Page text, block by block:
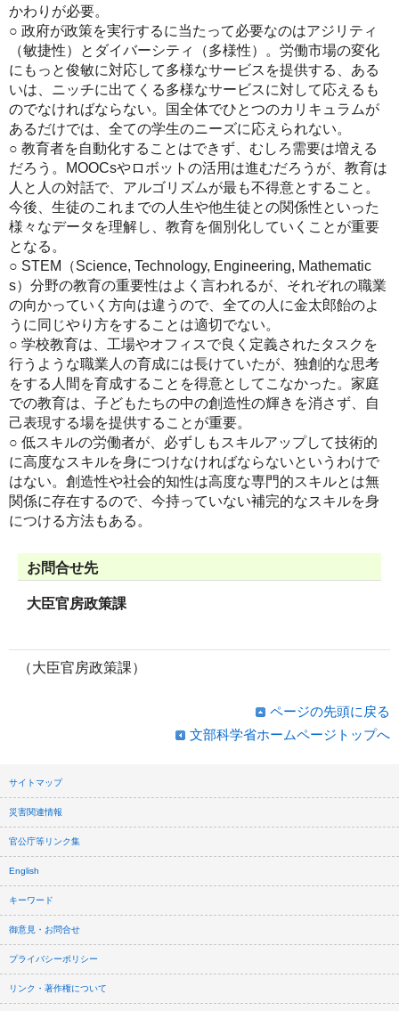
かわりが必要。
○ 政府が政策を実行するに当たって必要なのはアジリティ
（敏捷性）とダイバーシティ（多様性）。労働市場の変化
にもっと俊敏に対応して多様なサービスを提供する、ある
いは、ニッチに出てくる多様なサービスに対して応えるも
のでなければならない。国全体でひとつのカリキュラムが
あるだけでは、全ての学生のニーズに応えられない。
○ 教育者を自動化することはできず、むしろ需要は増える
だろう。MOOCsやロボットの活用は進むだろうが、教育は
人と人の対話で、アルゴリズムが最も不得意とすること。
今後、生徒のこれまでの人生や他生徒との関係性といった
様々なデータを理解し、教育を個別化していくことが重要
となる。
○ STEM（Science, Technology, Engineering, Mathematic
s）分野の教育の重要性はよく言われるが、それぞれの職業
の向かっていく方向は違うので、全ての人に金太郎飴のよ
うに同じやり方をすることは適切でない。
○ 学校教育は、工場やオフィスで良く定義されたタスクを
行うような職業人の育成には長けていたが、独創的な思考
をする人間を育成することを得意としてこなかった。家庭
での教育は、子どもたちの中の創造性の輝きを消さず、自
己表現する場を提供することが重要。
○ 低スキルの労働者が、必ずしもスキルアップして技術的
に高度なスキルを身につけなければならないというわけで
はない。創造性や社会的知性は高度な専門的スキルとは無
関係に存在するので、今持っていない補完的なスキルを身
につける方法もある。
お問合せ先
大臣官房政策課
（大臣官房政策課）
ページの先頭に戻る
文部科学省ホームページトップへ
サイトマップ
災害関連情報
官公庁等リンク集
English
キーワード
御意見・お問合せ
プライバシーポリシー
リンク・著作権について